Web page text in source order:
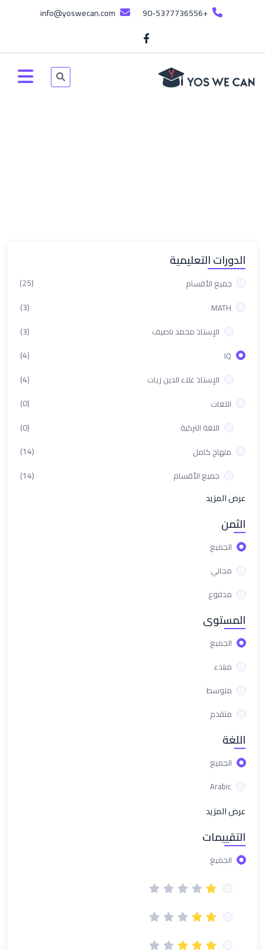
+90-5377736556
الدورات التعليمية
جميع الأقسام (25)
MATH
(3)
الإستاذ محمد ناصيف (3)
IQ
(4)
الإستاذ علاء الدين زيات (4)
اللغات (0)
اللغة التركية (0)
منهاج كامل (14)
جميع الأقسام
(14)
عرض المزيد
الثمن
الجميع
مجاني
مدفوع
المستوى
الجميع
مبتدء
متوسط
متقدم
اللغة
الجميع
Arabic
عرض المزيد
التقييمات
الجميع